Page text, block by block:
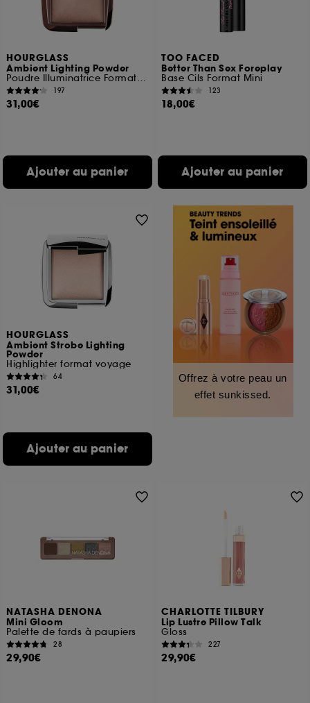
HOURGLASS
Ambient Lighting Powder
Poudre Illuminatrice Format Voyage
197
31,00€
Ajouter au panier
TOO FACED
Better Than Sex Foreplay
Base Cils Format Mini
123
18,00€
Ajouter au panier
HOURGLASS
Ambient Strobe Lighting
Powder
Highlighter format voyage
64
31,00€
Ajouter au panier
Offrez à votre peau un
effet sunkissed.
NATASHA DENONA
Mini Gloom
Palette de fards à paupiers
28
29,90€
CHARLOTTE TILBURY
Lip Lustre Pillow Talk
Gloss
227
29,90€